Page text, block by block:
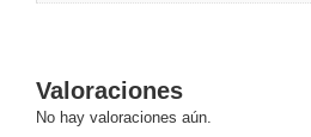
IP
CanalesTurboHD
de 8
Valoraciones
No hay valoraciones aún.